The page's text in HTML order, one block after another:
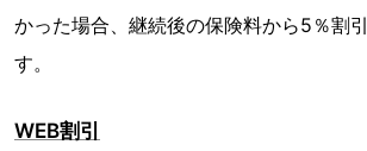
かった場合、継続後の保険料から5％割
す。
WEB割引